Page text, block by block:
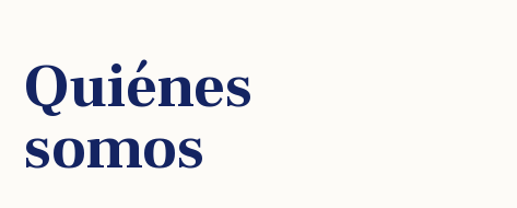
Quiénes
somos